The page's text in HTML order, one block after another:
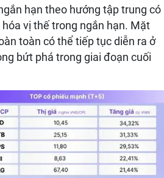
hạn theo hướng tập trung có
vị thế trong ngắn hạn. Mặt
toàn có thể tiếp tục diễn ra ở
bứt phá trong giai đoạn cuối